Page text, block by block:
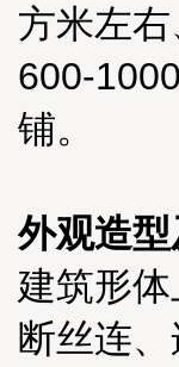
方米左
600-
铺。
外观造
建筑形
断丝连